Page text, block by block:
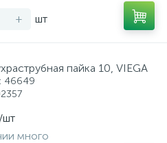
+ шт
пайка 10, VIEGA
: 46649
/шт
много